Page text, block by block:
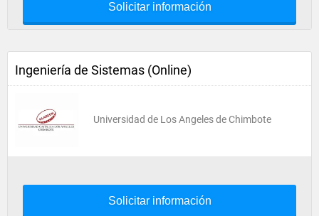
Solicitar información
Ingeniería de Sistemas (Online)
Universidad de Los Angeles de Chimbote
Solicitar información